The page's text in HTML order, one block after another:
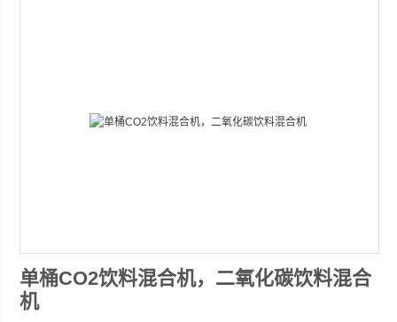
单桶CO2饮料混合机，二氧化碳饮料混合
机